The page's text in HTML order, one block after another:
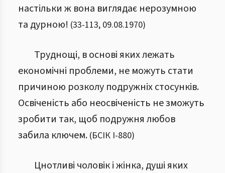
настільки ж вона виглядає нерозумною
та дурною! (33-113, 09.08.1970)
Труднощі, в основі яких лежать
економічні проблеми, не можуть стати
причиною розколу подружніх стосунків.
Освіченість або неосвіченість не зможуть
зробити так, щоб подружня любов
забила ключем. (БСІК І-880)
Цнотливі чоловік і жінка, душі яких